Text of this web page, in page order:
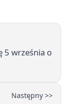
5 września o
Następny >>